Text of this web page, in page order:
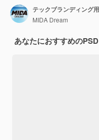
MIDA Dream
あなたにおすすめのPSD